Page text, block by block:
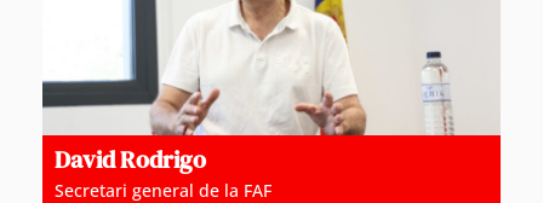
David Rodrigo
Secretari general de la FAF